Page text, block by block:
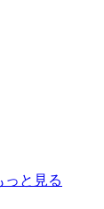
と見る